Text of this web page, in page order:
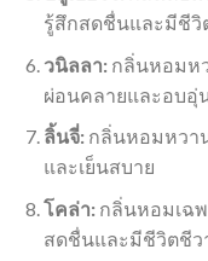
รู้สึกสดชื่นและมีชีวิ
วนิลลา:กลิ่นหอมห
ผ่อนคลายและอบอุ่
ลิ้นจี่:กลิ่นหอมหวา
และเย็นสบาย
โคล่า:กลิ่นหอมเฉ
สดชื่นและมีชีวิตชีว